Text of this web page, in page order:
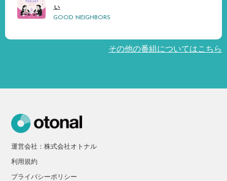
ぃ
GOOD NEIGHBORS
その他の番組についてはこちら
運営会社：株式会社オトナル
利用規約
プライバシーポリシー